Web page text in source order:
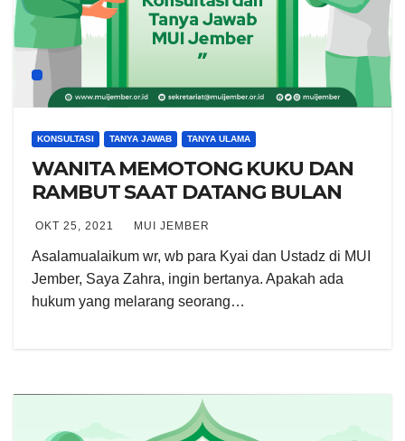
KONSULTASI TANYA JAWAB TANYA ULAMA
WANITA MEMOTONG KUKU DAN
RAMBUT SAAT DATANG BULAN
OKT 25, 2021 MUI JEMBER
Asalamualaikum wr, wb para Kyai dan Ustadz di MUI
Jember, Saya Zahra, ingin bertanya. Apakah ada
hukum yang melarang seorang…